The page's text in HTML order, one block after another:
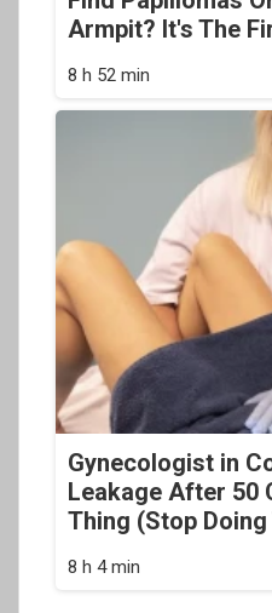
Armpit? It's The
8 h 52 min
Gynecologist in
Leakage After 50
Thing (Stop
8 h 4 min